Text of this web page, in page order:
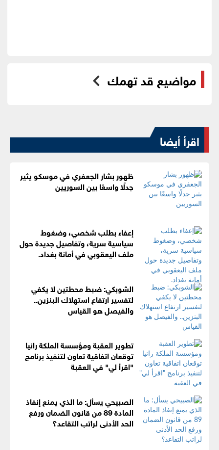
مواضيع قد تهمك
اقرأ أيضا
ظهور بشار الجعفري في موسكو يثير
جدلًا واسعًا بين السوريين
إعفاء بطلب شخصي، وضغوط
سياسية سرية، وتفاصيل جديدة حول
ملف اليعقوبي في أمانة بغداد.
الشوبكي: ضبط محطتين لا يكفي
لتفسير ارتفاع استهلاك البنزين..
والفيصل هو القياس
تطوير العقبة ومؤسسة الملكة رانيا
توقعان اتفاقية تعاون لتنفيذ برنامج
"اقرأ لي" في العقبة
الصبيحي يسأل: ما الذي يمنع إنفاذ
المادة 89 من قانون الضمان ورفع
الحد الأدنى لراتب التقاعد؟